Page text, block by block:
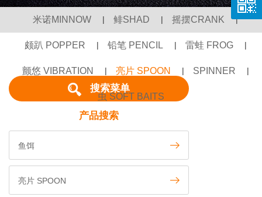
米诺MINNOW | 鲱SHAD | 摇摆CRANK |
颇趴 POPPER | 铅笔 PENCIL | 雷蛙 FROG |
颤悠 VIBRATION | 亮片 SPOON | SPINNER |
虫 SOFT BAITS
搜索菜单
产品搜索